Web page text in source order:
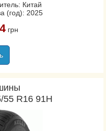
Китай
(год): 2025
грн
55 R16 91H